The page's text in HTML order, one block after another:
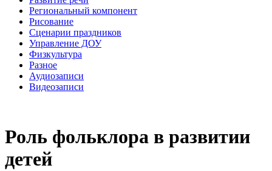
Региональный компонент
Рисование
Сценарии праздников
Управление ДОУ
Физкультура
Разное
Аудиозаписи
Видеозаписи
Роль фольклора в развитии
детей